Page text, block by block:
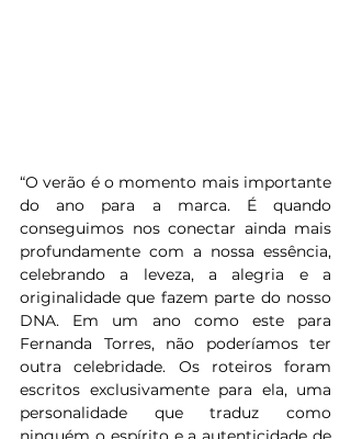
“O verão é o momento mais importante
do ano para a marca. É quando
conseguimos nos conectar ainda mais
profundamente com a nossa essência,
celebrando a leveza, a alegria e a
originalidade que fazem parte do nosso
DNA. Em um ano como este para
Fernanda Torres, não poderíamos ter
outra celebridade. Os roteiros foram
escritos exclusivamente para ela, uma
personalidade que traduz como